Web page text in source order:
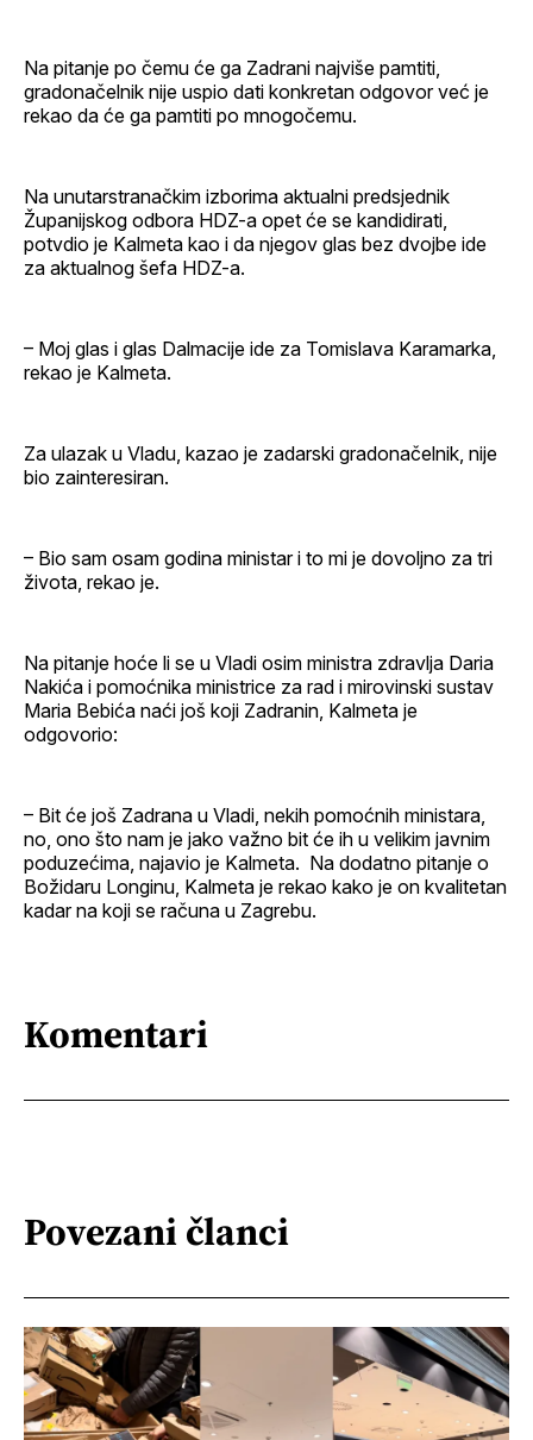
Na pitanje po čemu će ga Zadrani najviše pamtiti,
gradonačelnik nije uspio dati konkretan odgovor već je
rekao da će ga pamtiti po mnogočemu.
Na unutarstranačkim izborima aktualni predsjednik
Županijskog odbora HDZ-a opet će se kandidirati,
potvdio je Kalmeta kao i da njegov glas bez dvojbe ide
za aktualnog šefa HDZ-a.
– Moj glas i glas Dalmacije ide za Tomislava Karamarka,
rekao je Kalmeta.
Za ulazak u Vladu, kazao je zadarski gradonačelnik, nije
bio zainteresiran.
– Bio sam osam godina ministar i to mi je dovoljno za tri
života, rekao je.
Na pitanje hoće li se u Vladi osim ministra zdravlja Daria
Nakića i pomoćnika ministrice za rad i mirovinski sustav
Maria Bebića naći još koji Zadranin, Kalmeta je
odgovorio:
– Bit će još Zadrana u Vladi, nekih pomoćnih ministara,
no, ono što nam je jako važno bit će ih u velikim javnim
poduzećima, najavio je Kalmeta. Na dodatno pitanje o
Božidaru Longinu, Kalmeta je rekao kako je on kvalitetan
kadar na koji se računa u Zagrebu.
Komentari
Povezani članci